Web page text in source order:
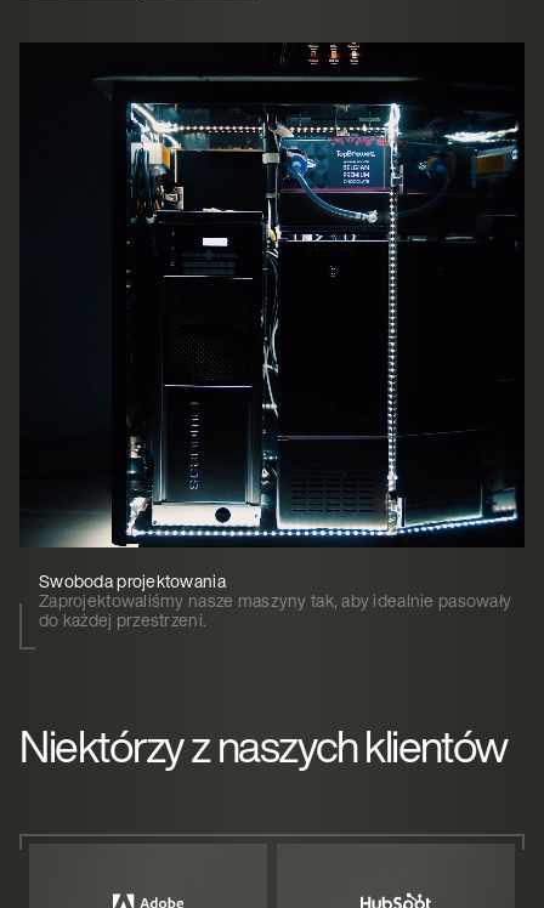
Swoboda projektowania
Zaprojektowaliśmy nasze maszyny tak, aby idealnie pasowały
do każdej przestrzeni.
Niektórzy z naszych klientów